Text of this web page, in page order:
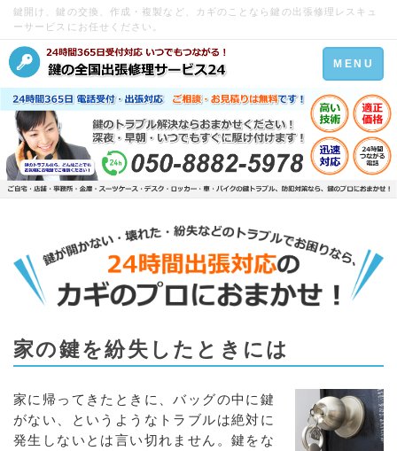
鍵開け、鍵の交換、作成・複製など、カギのことなら鍵の出張修理レスキュ
ーサービスにお任せください。
Toggle
navigation
MENU
家の鍵を紛失したときには
家に帰ってきたときに、バッグの中に鍵
がない、というようなトラブルは絶対に
発生しないとは言い切れません。鍵をな